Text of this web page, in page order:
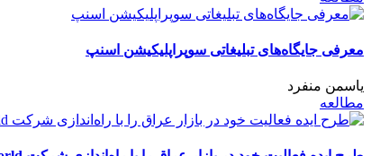
معرفی جایگاه‌های تبلیغاتی سوپراپلیکیشن اسنپ
یاسمن منفرد
مطالعه